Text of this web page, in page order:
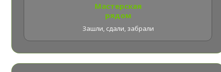
Мастерская
рядом
Зашли, сдали, забрали